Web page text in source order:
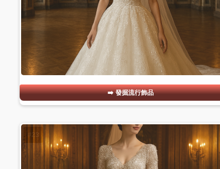
發掘流行飾品
#23